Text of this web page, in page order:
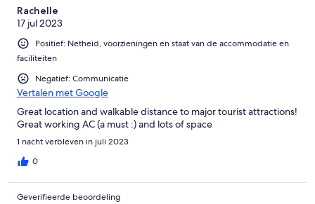
Rachelle
17 jul 2023
Positief: Netheid, voorzieningen en staat van de accommodatie en
faciliteiten
Negatief: Communicatie
Vertalen met Google
Great location and walkable distance to major tourist attractions!
Great working AC (a must :) and lots of space
1 nacht verbleven in juli 2023
0
Geverifieerde beoordeling